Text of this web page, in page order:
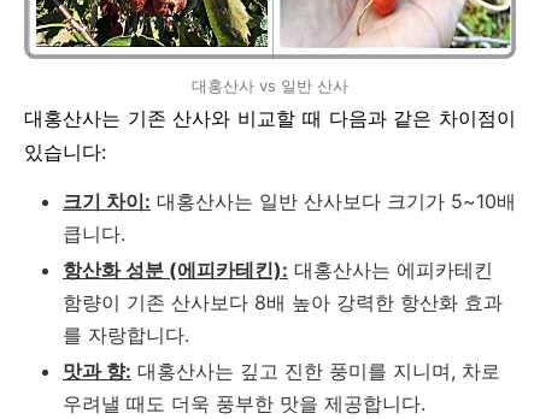
대홍산사 vs 일반 산사
대홍산사는 기존 산사와 비교할 때 다음과 같은 차이점이
있습니다:
크기 차이: 대홍산사는 일반 산사보다 크기가 5~10배
큽니다.
항산화 성분 (에피카테킨): 대홍산사는 에피카테킨
함량이 기존 산사보다 8배 높아 강력한 항산화 효과
를 자랑합니다.
맛과 향: 대홍산사는 깊고 진한 풍미를 지니며, 차로
우려낼 때도 더욱 풍부한 맛을 제공합니다.